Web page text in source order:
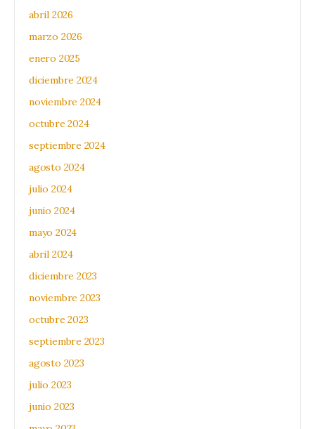
abril 2026
marzo 2026
enero 2025
diciembre 2024
noviembre 2024
octubre 2024
septiembre 2024
agosto 2024
julio 2024
junio 2024
mayo 2024
abril 2024
diciembre 2023
noviembre 2023
octubre 2023
septiembre 2023
agosto 2023
julio 2023
junio 2023